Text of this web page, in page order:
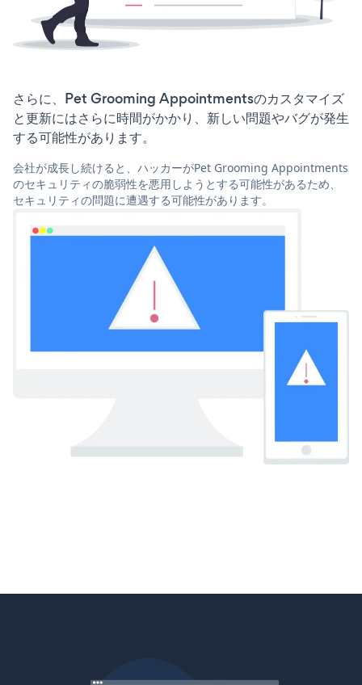
さらに、Pet Grooming Appointmentsのカスタマイズ
と更新にはさらに時間がかかり、新しい問題やバグが発生
する可能性があります。
会社が成長し続けると、ハッカーがPet Grooming Appointments
のセキュリティの脆弱性を悪用しようとする可能性があるため、
セキュリティの問題に遭遇する可能性があります。